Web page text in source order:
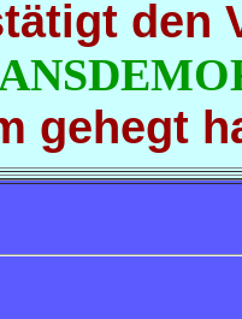
den
gehegt